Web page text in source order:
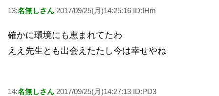
13:名無しさん 2017/09/25(月)14:25:16 ID:IHm
確かに環境にも恵まれてたわ
ええ先生とも出会えたたし今は幸せやね
14:名無しさん 2017/09/25(月)14:27:13 ID:PD3